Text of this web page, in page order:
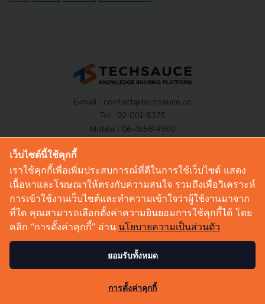
E-mail : contact@techsauce.co
Tel : 02-001-5375
Mobile : 06-4658-9500
Techsauce Media
About Techsauce
Techsauce Services
Privacy Policy
Visit Website
เว็บไซต์นี้ใช้คุกกี้
เราใช้คุกกี้เพื่อเพิ่มประสบการณ์ที่ดีในการใช้เว็บไซต์ แสดง
เนื้อหาและโฆษณาให้ตรงกับความสนใจ รวมถึงเพื่อวิเคราะห์
การเข้าใช้งานเว็บไซต์และทำความเข้าใจว่าผู้ใช้งานมาจาก
ที่ใด คุณสามารถเลือกตั้งค่าความยินยอมการใช้คุกกี้ได้ โดย
คลิก “การตั้งค่าคุกกี้” อ่าน นโยบายความเป็นส่วนตัว
ยอมรับทั้งหมด
การตั้งค่าคุกกี้